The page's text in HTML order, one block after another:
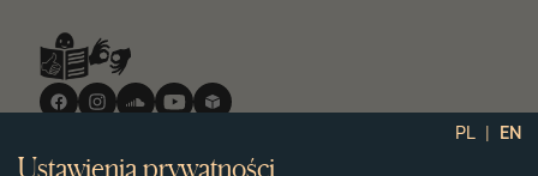
PL | EN
Ustawienia prywatności
Media
społecznościowe